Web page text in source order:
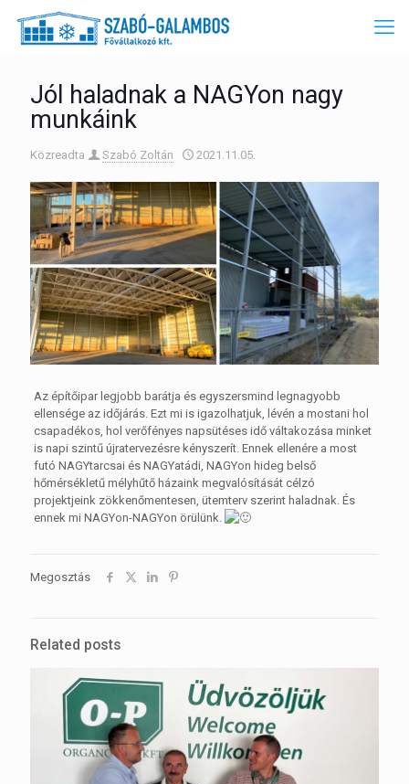
Jól haladnak a NAGYon nagy
munkáink
Közreadta Szabó Zoltán 2021.11.05.
Az építőipar legjobb barátja és egyszersmind legnagyobb
ellensége az időjárás. Ezt mi is igazolhatjuk, lévén a mostani hol
csapadékos, hol verőfényes napsütéses idő váltakozása minket
is napi szintű újratervezésre kényszerít. Ennek ellenére a most
futó NAGYtarcsai és NAGYatádi, NAGYon hideg belső
hőmérsékletű mélyhűtő házaink megvalósítását célzó
projektjeink zökkenőmentesen, ütemterv szerint haladnak. És
ennek mi NAGYon-NAGYon örülünk.
Megosztás
Related posts